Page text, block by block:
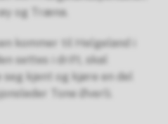
og Træna.
kommer til Helgeland i
settes i drift, skal
kjent og kjøre en del
Tone Øverli.